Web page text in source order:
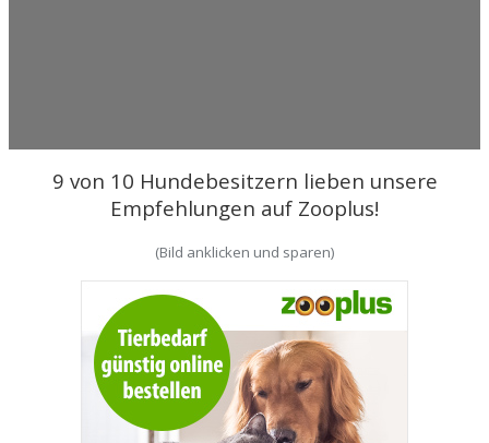
9 von 10 Hundebesitzern lieben unsere
Empfehlungen auf Zooplus!
(Bild anklicken und sparen)